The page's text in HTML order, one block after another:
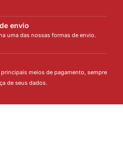
envio
uma das nossas formas de envio.
meios de pagamento, sempre
de seus dados.